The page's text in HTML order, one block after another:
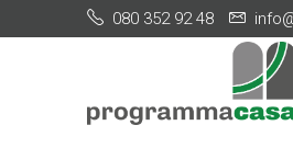
080 352 92 48